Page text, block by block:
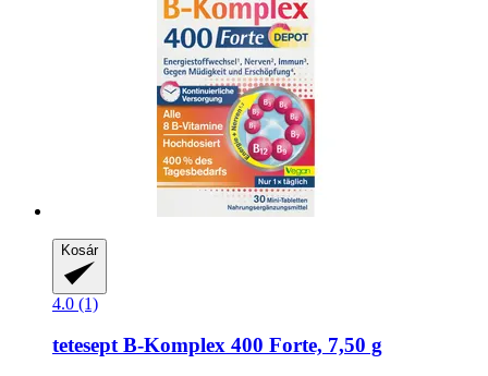
Kosár
4.0 (1)
teteseptB-​Komplex 400 Forte, 7,50 g